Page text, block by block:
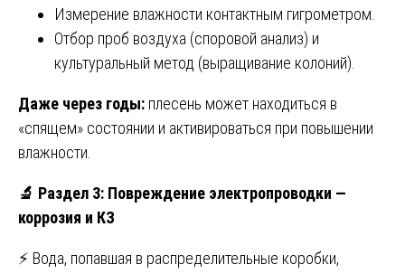
Измерение влажности контактным гигрометром.
Отбор проб воздуха (споровой анализ) и
культуральный метод (выращивание колоний).
Даже через годы: плесень может находиться в
«спящем» состоянии и активироваться при повышении
влажности.
🔬 Раздел 3: Повреждение электропроводки —
коррозия и КЗ
⚡ Вода, попавшая в распределительные коробки,